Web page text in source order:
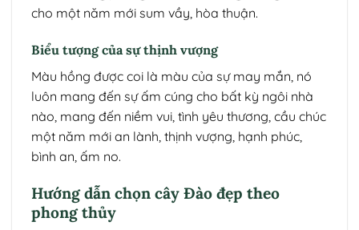
cho một năm mới sum vầy, hòa thuận.
Biểu tượng của sự thịnh vượng
Màu hồng được coi là màu của sự may mắn, nó
luôn mang đến sự ấm cúng cho bất kỳ ngôi nhà
nào, mang đến niềm vui, tình yêu thương, cầu chúc
một năm mới an lành, thịnh vượng, hạnh phúc,
bình an, ấm no.
Hướng dẫn chọn cây Đào đẹp theo
phong thủy